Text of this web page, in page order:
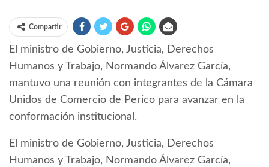
Compartir
El ministro de Gobierno, Justicia, Derechos
Humanos y Trabajo, Normando Álvarez García,
mantuvo una reunión con integrantes de la Cámara
Unidos de Comercio de Perico para avanzar en la
conformación institucional.
El ministro de Gobierno, Justicia, Derechos
Humanos y Trabajo, Normando Álvarez García,